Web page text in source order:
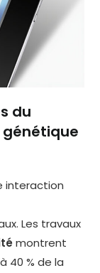
du
génétique
interaction
Les travaux
montrent
40 % de la